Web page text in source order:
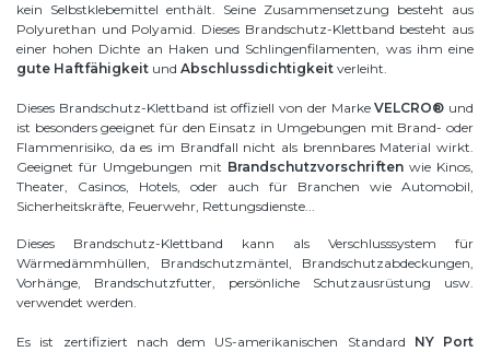
kein Selbstklebemittel enthält. Seine Zusammensetzung besteht aus
Polyurethan und Polyamid. Dieses Brandschutz-Klettband besteht aus
einer hohen Dichte an Haken und Schlingenfilamenten, was ihm eine
gute Haftfähigkeit und Abschlussdichtigkeit verleiht.
Dieses Brandschutz-Klettband ist offiziell von der MarkeVELCRO® und
ist besonders geeignet für den Einsatz in Umgebungen mit Brand- oder
Flammenrisiko, da es im Brandfall nicht als brennbares Material wirkt.
Geeignet für Umgebungen mit Brandschutzvorschriftenwie Kinos,
Theater, Casinos, Hotels, oder auch für Branchen wie Automobil,
Sicherheitskräfte, Feuerwehr, Rettungsdienste...
Dieses Brandschutz-Klettband kann als Verschlusssystem für
Wärmedämmhüllen, Brandschutzmäntel, Brandschutzabdeckungen,
Vorhänge, Brandschutzfutter, persönliche Schutzausrüstung usw.
verwendet werden.
Es ist zertifiziert nach dem US-amerikanischen Standard NY Port